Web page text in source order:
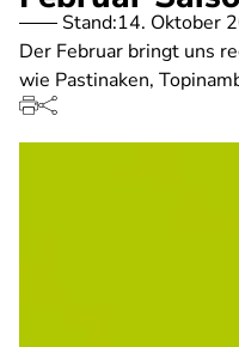
Stand:14. Oktober
Der Februar bringt uns
wie Pastinaken,